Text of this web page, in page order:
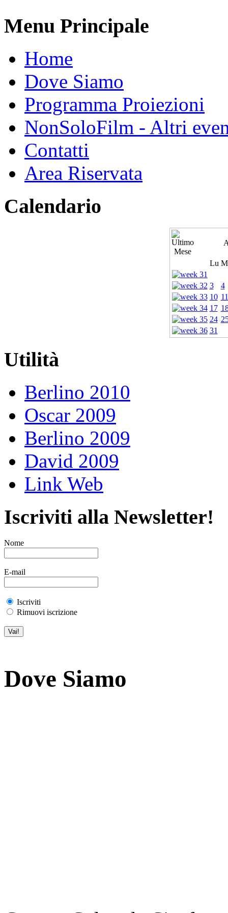
Menu Principale
Home
Dove Siamo
Programma Proiezioni
NonSoloFilm - Altri
Contatti
Area Riservata
Calendario
Lu
3
4
10 11
17
24
31
Utilità
Berlino 2010
Oscar 2009
Berlino 2009
David 2009
Link Web
Iscriviti alla Newsletter!
Nome
E-mail
Iscriviti
Rimuovi iscrizione
Dove Siamo